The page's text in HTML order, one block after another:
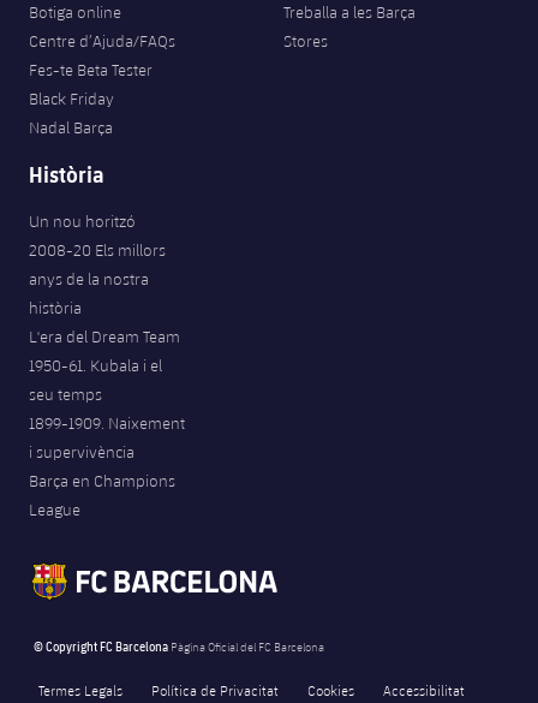
Botiga online
Centre d’Ajuda/FAQs
Fes-te Beta Tester
Black Friday
Nadal Barça
Treballa a les Barça
Stores
Història
Un nou horitzó
2008-20 Els millors
anys de la nostra
història
L'era del Dream Team
1950-61. Kubala i el
seu temps
1899-1909. Naixement
i supervivència
Barça en Champions
League
© Copyright FC Barcelona Pàgina Oficial del FC Barcelona
Termes Legals Política de Privacitat Cookies Accessibilitat